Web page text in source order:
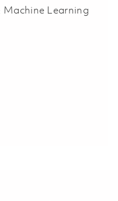
Machine Learning
& Machine Learning